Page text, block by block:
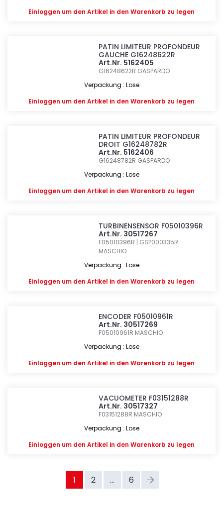
Einloggen um den Artikel in den Warenkorb zu legen
PATIN LIMITEUR PROFONDEUR
GAUCHE G16248622R
Art.Nr. 5162405
G16248622R GASPARDO
Verpackung : Lose
Einloggen um den Artikel in den Warenkorb zu legen
PATIN LIMITEUR PROFONDEUR
DROIT G16248782R
Art.Nr. 5162406
G16248782R GASPARDO
Verpackung : Lose
Einloggen um den Artikel in den Warenkorb zu legen
TURBINENSENSOR F05010396R
Art.Nr. 30517267
F05010396R | GSP000335R
MASCHIO
Verpackung : Lose
Einloggen um den Artikel in den Warenkorb zu legen
ENCODER F05010961R
Art.Nr. 30517269
F05010961R MASCHIO
Verpackung : Lose
Einloggen um den Artikel in den Warenkorb zu legen
VACUOMETER F03151288R
Art.Nr. 30517327
F03151288R MASCHIO
Verpackung : Lose
Einloggen um den Artikel in den Warenkorb zu legen
1 2 ... 6